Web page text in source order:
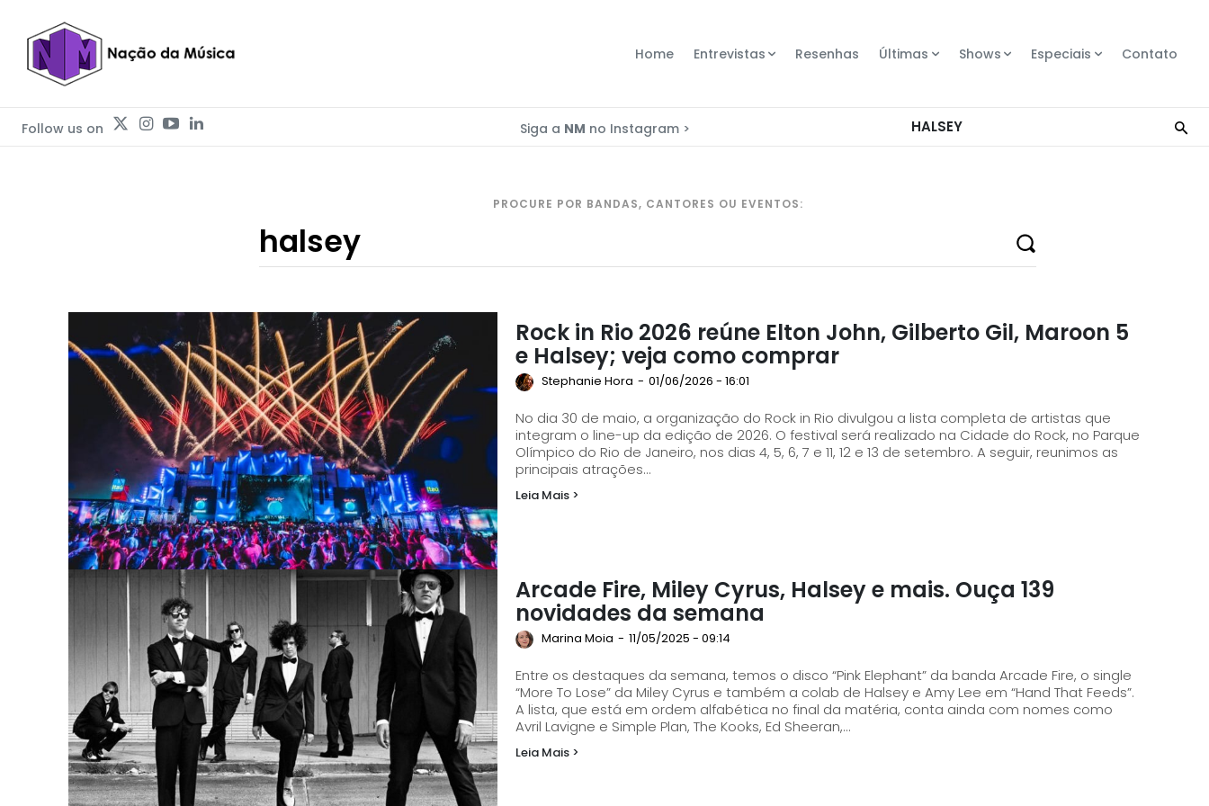
Home Entrevistas Resenhas Últimas Shows Especiais Contato
Follow us on Siga a NM no Instagram >
PROCURE POR BANDAS, CANTORES OU EVENTOS:
Rock in Rio 2026 reúne Elton John, Gilberto Gil, Maroon 5
e Halsey; veja como comprar
Stephanie Hora - 01/06/2026 - 16:01
No dia 30 de maio, a organização do Rock in Rio divulgou a lista completa de artistas que
integram o line-up da edição de 2026. O festival será realizado na Cidade do Rock, no Parque
Olímpico do Rio de Janeiro, nos dias 4, 5, 6, 7 e 11, 12 e 13 de setembro. A seguir, reunimos as
principais atrações...
Leia Mais >
Arcade Fire, Miley Cyrus, Halsey e mais. Ouça 139
novidades da semana
Marina Moia - 11/05/2025 - 09:14
Entre os destaques da semana, temos o disco “Pink Elephant” da banda Arcade Fire, o single
“More To Lose” da Miley Cyrus e também a colab de Halsey e Amy Lee em “Hand That Feeds”.
A lista, que está em ordem alfabética no final da matéria, conta ainda com nomes como
Avril Lavigne e Simple Plan, The Kooks, Ed Sheeran,...
Leia Mais >